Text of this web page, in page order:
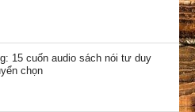
15 cuốn audio sách nói tư duy
chọn